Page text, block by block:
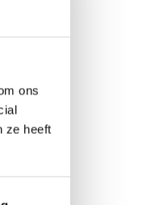
ons
ze heeft